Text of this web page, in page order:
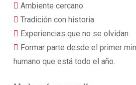
 Ambiente cercano
 Tradición con historia
 Experiencias que no se olvidan
 Formar parte desde el primer
humano que está todo el año.